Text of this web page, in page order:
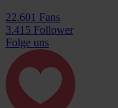
22.601 Fans
3.415 Follower
Folge uns